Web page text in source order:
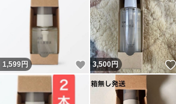
1,599円 いいね！
3,500円